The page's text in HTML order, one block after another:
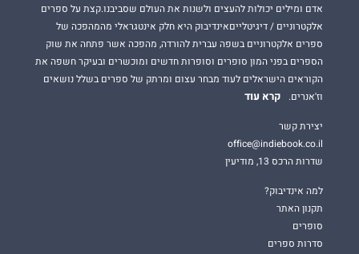
אדם ומילים יכולות להעצים ולשנות את העולם שסביבנו.קצת על ספרים
אלקטרוניים / דיגיטלייםאינדיבוק היא חלק אינטגראלי מהמהפכה של
ספרים אלקטרוניים בשפה עברית להורדה, מהפכה אשר פתחה את שוק
הספרים בפני המון סופרים וסופרות חדשים ומוכשרים ובעיקר חשפה את
הקוראים הישראלים לעוד מבחר עצום ומרתק של ספרים בשלל נושאים
וז'אנרים.
קרא עוד
יצירת קשר
office@indiebook.co.il
שדרות הרכס 13, מודיעין
למה אינדיבוק?
תקנון האתר
סופרים
סדרות ספרים